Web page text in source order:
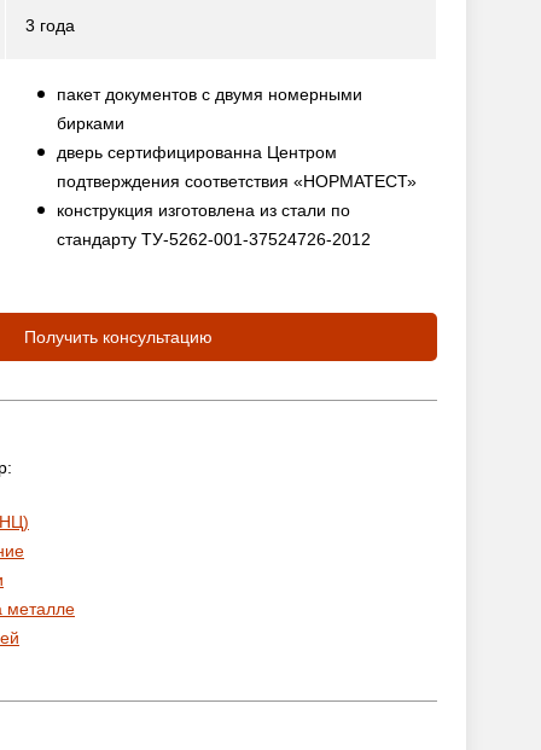
3 года
пакет документов с двумя номерными
бирками
дверь сертифицированна Центром
подтверждения соответствия «НОРМАТЕСТ»
конструкция изготовлена из стали по
стандарту ТУ-5262-001-37524726-2012
Получить консультацию
металле